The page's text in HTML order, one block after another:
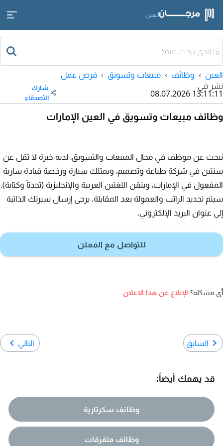
العين
العين وظائف مبيعات وتسويق
فرص عمل
نشر في
08.07.2026 13:11:11
شارك
الأصدقاء
وظائف مبيعات وتسويق في العين الإمارات
نبحث عن موظف في مجال المبيعات والتسويق، لديه خبرة لا تقل عن
سنتين في شركة طباعة وتصميم، ويمتلك سيارة ورخصة قيادة سارية
المفعول في الإمارات، ويتقن اللغتين العربية والإنجليزية (تحدثاً وكتابة).
سيتم تحديد الراتب والعمولة بعد المقابلة. يرجى إرسال سيرتك الذاتية
إلى عنوان البريد الإلكتروني.
للتواصل مع المعلن
أي مشكلة؟ الإبلاغ عن هذا الاعلان
السابق التالي
قد يهمك أيضاً:
وظائف سكرتارية
وظائف متفرقات